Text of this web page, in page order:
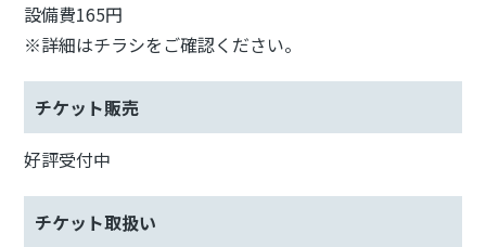
設備費165円
※詳細はチラシをご確認ください。
チケット販売
好評受付中
チケット取扱い